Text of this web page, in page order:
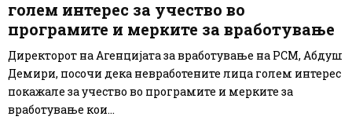
голем интерес за учество во
програмите и мерките за вработување
Директорот на Агенцијата за вработување на РСМ, Абдуш
Демири, посочи дека невработените лица голем интерес
покажале за учество во програмите и мерките за
вработување кои...